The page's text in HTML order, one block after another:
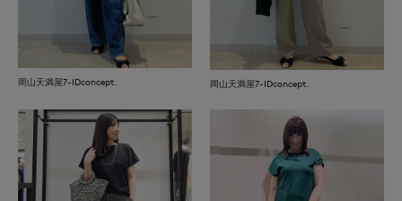
岡山天満屋7-IDconcept. 岡山天満屋7-IDconcept.